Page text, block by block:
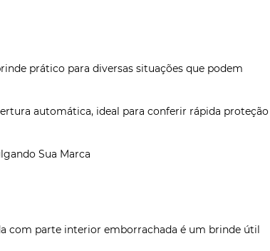
prático para diversas situações que podem
automática, ideal para conferir rápida proteção
Sua Marca
com parte interior emborrachada é um brinde útil